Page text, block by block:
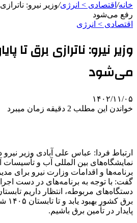
خانه/ اقتصادی > انرژی/وزیر نیرو:
رفع می‌شود
اقتصادی > انرژی
وزیر نیرو: ناترازی برق تا
می‌شود
۱۴۰۲/۱۱/۰۵
خواندن این مطلب 2 دقیقه زمان میبرد
ارتباط فردا: عباس علی آبادی وزیر
نمایشگاه‌های بین المللی آب و
برنامه‌ها و اقدامات وزارت نیرو برای
گفت: با توجه به برنامه‌های در دست
دستگاه‌های مربوطه، انتظار داریم
پایدار در تأمین برق باشیم.